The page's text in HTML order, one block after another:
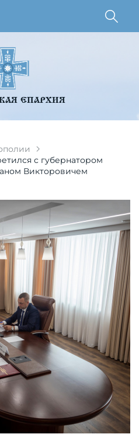
ЕПАРХИЯ
с губернатором
Викторовичем